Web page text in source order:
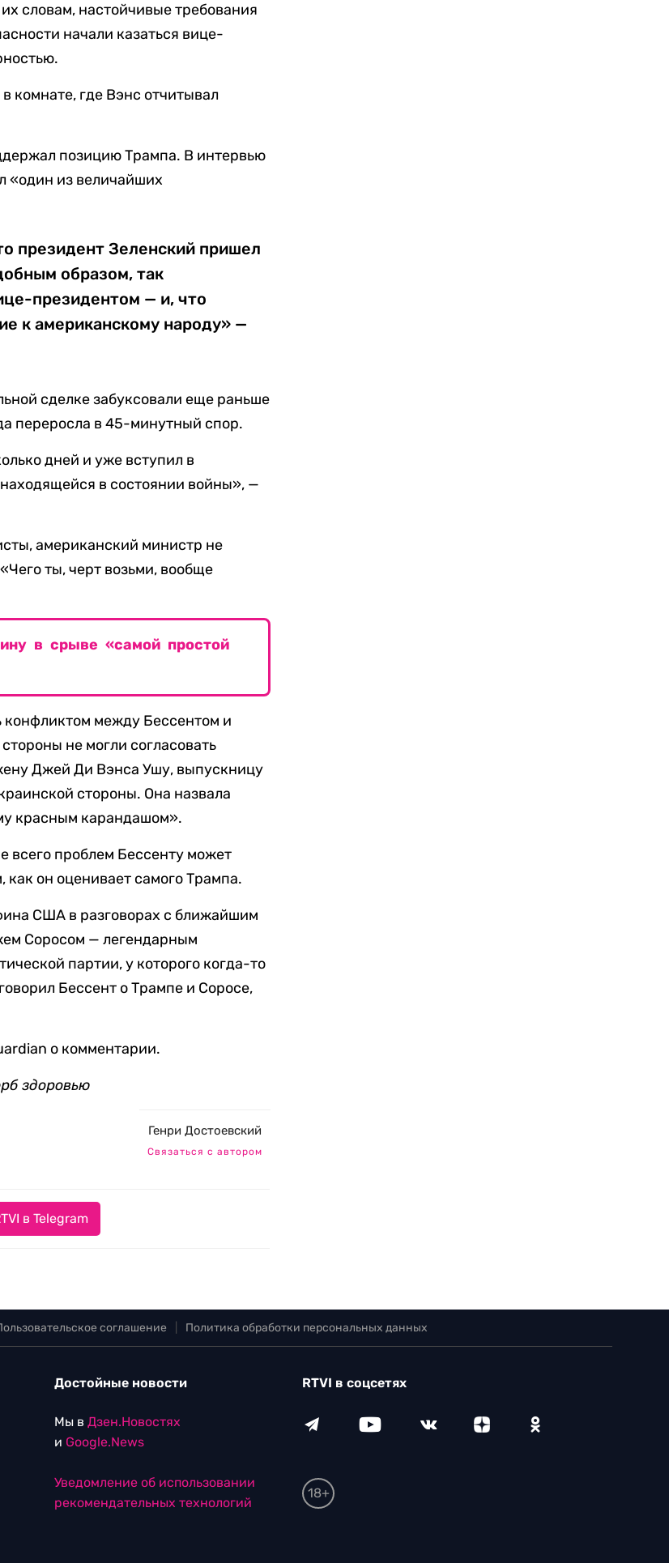
словам, настойчивые требования
начали казаться вице-
комнате, где Вэнс отчитывал
позицию Трампа. В интервью
«один из величайших
президент Зеленский пришел
образом, так
президентом — и, что
к американскому народу» —
сделке забуксовали еще раньше
переросла в 45-минутный спор.
дней и уже вступил в
в состоянии войны», —
американский министр не
ты, черт возьми, вообще
в срыве «самой простой
между Бессентом и
не могли согласовать
Джей Ди Вэнса Ушу, выпускницу
стороны. Она назвала
красным карандашом».
всего проблем Бессенту может
как он оценивает самого Трампа.
США в разговорах с ближайшим
Соросом — легендарным
партии, у которого когда-то
Бессент о Трампе и Соросе,
о комментарии.
здоровью
Генри Достоевский
Связаться с автором
в Telegram
соглашение Политика обработки персональных данных
Достойные новости
Мы в Дзен.Новостях
и Google.News
Уведомление об использовании
рекомендательных технологий
RTVI в соцсетях
18+